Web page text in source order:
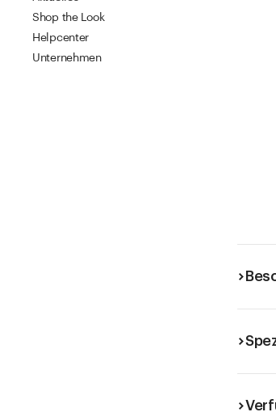
Shop the Look
Helpcenter
Unternehmen